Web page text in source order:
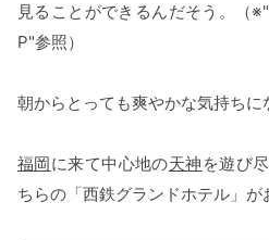
見ることができるんだそう。（
P"参照）
朝からとっても爽やかな気持ち
福岡に来て中心地の天神 を遊び
ちらの「西鉄グランドホテル」